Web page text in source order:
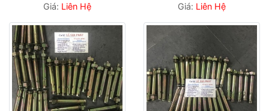
Giá: Liên Hệ Giá: Liên Hệ